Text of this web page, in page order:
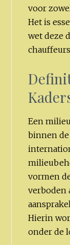
voor
Het is
wet deze
Een
binnen
vormen
verboden
Hierin
onder de